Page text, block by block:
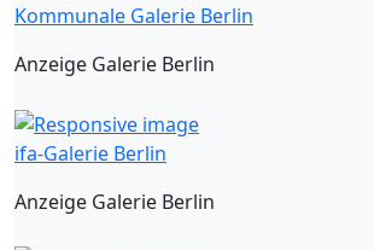
Kommunale Galerie Berlin
Anzeige Galerie Berlin
ifa-Galerie Berlin
Anzeige Galerie Berlin